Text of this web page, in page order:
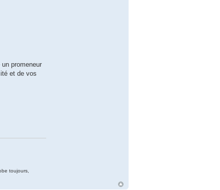
promeneur
et de vos
toujours,